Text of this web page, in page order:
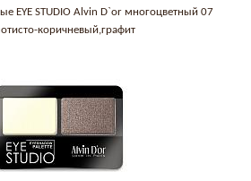
EYE STUDIO Alvin D`or многоцветный 07
коричневый,графит